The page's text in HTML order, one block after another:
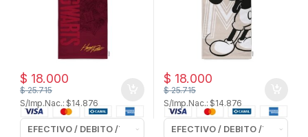
$ 18.000
$25.715
S/Imp.Nac.: $14.876
$ 18.000
$25.715
S/Imp.Nac.: $14.876